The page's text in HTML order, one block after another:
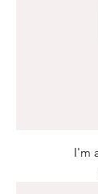
I'm